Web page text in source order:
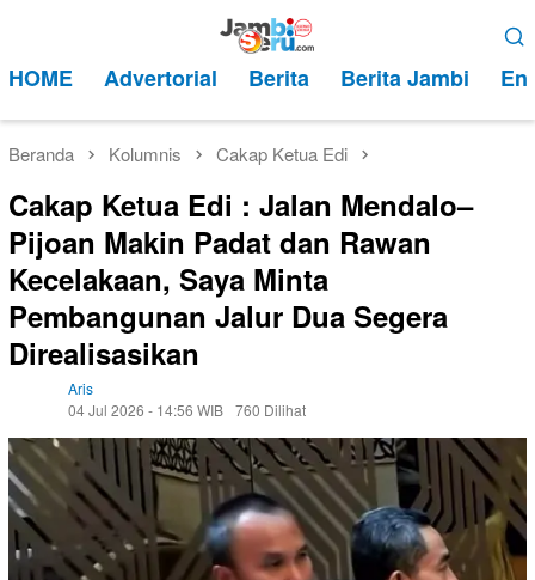
kontenMobile
HOME Advertorial Berita Berita Jambi
Beranda Kolumnis Cakap Ketua Edi
Cakap Ketua Edi : Jalan Mendalo–
Pijoan Makin Padat dan Rawan
Kecelakaan, Saya Minta
Pembangunan Jalur Dua Segera
Direalisasikan
Aris
04 Jul 2026 - 14:56 WIB 760 Dilihat